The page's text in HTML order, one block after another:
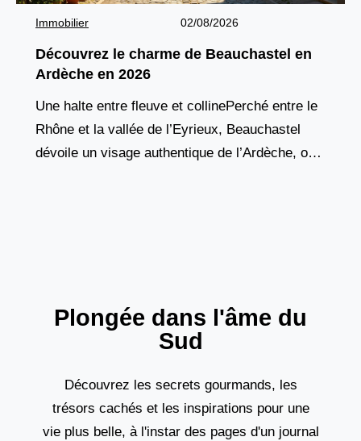
Immobilier 02/08/2026
Découvrez le charme de Beauchastel en
Ardèche en 2026
Une halte entre fleuve et collinePerché entre le
Rhône et la vallée de l’Eyrieux, Beauchastel
dévoile un visage authentique de l’Ardèche, où
Plongée dans l'âme du
Sud
Découvrez les secrets gourmands, les
trésors cachés et les inspirations pour une
vie plus belle, à l'instar des pages d'un journal